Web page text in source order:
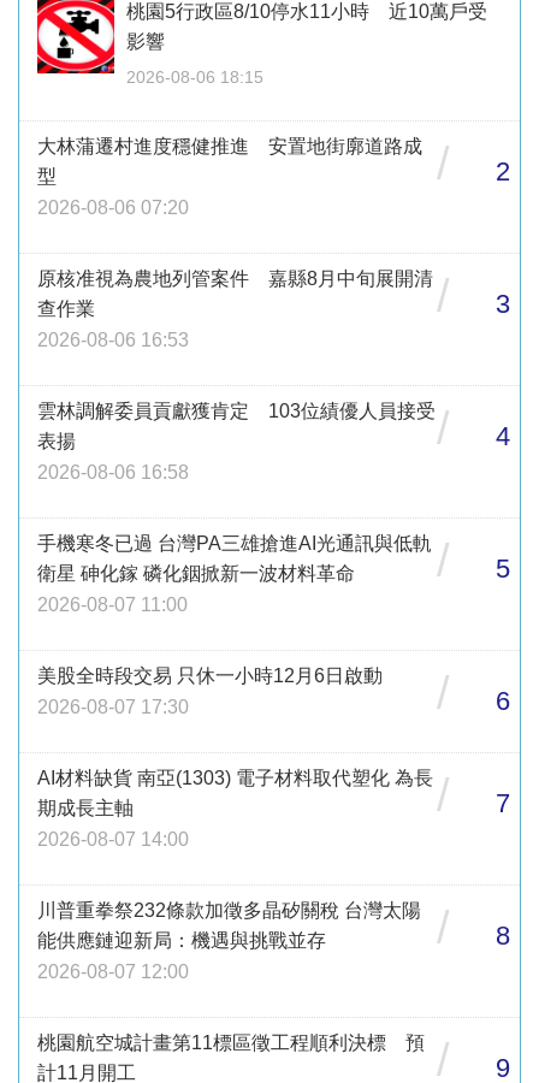
桃園5行政區8/10停水11小時 近10萬戶受
影響
2026-08-06 18:15
大林蒲遷村進度穩健推進 安置地街廓道路成
型
2026-08-06 07:20
/ 2
原核准視為農地列管案件 嘉縣8月中旬展開清
查作業
2026-08-06 16:53
/ 3
雲林調解委員貢獻獲肯定 103位績優人員接受
表揚
2026-08-06 16:58
/ 4
手機寒冬已過 台灣PA三雄搶進AI光通訊與低軌
衛星 砷化鎵 磷化銦掀新一波材料革命
2026-08-07 11:00
/ 5
美股全時段交易 只休一小時12月6日啟動
2026-08-07 17:30
/ 6
AI材料缺貨 南亞(1303) 電子材料取代塑化 為長
期成長主軸
2026-08-07 14:00
/ 7
川普重拳祭232條款加徵多晶矽關稅 台灣太陽
能供應鏈迎新局：機遇與挑戰並存
2026-08-07 12:00
/ 8
桃園航空城計畫第11標區徵工程順利決標 預
計11月開工
/ 9